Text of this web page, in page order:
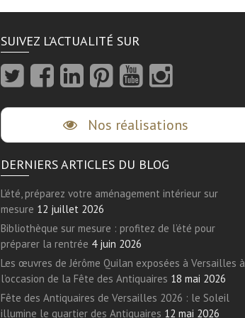
SUIVEZ L’ACTUALITÉ SUR
Nos réalisations
DERNIERS ARTICLES DU BLOG
L’été, préparez votre aménagement intérieur sur
mesure 12 juillet 2026
Bibliothèque sur mesure : profitez de l’été pour
préparer la rentrée 4 juin 2026
Les œuvres de Jérôme Quilan exposées à Versailles à
l’occasion de la Fête des Antiquaires 18 mai 2026
Fête des Antiquaires de Versailles 2026 : le Soleil
illumine le quartier des Antiquaires 12 mai 2026